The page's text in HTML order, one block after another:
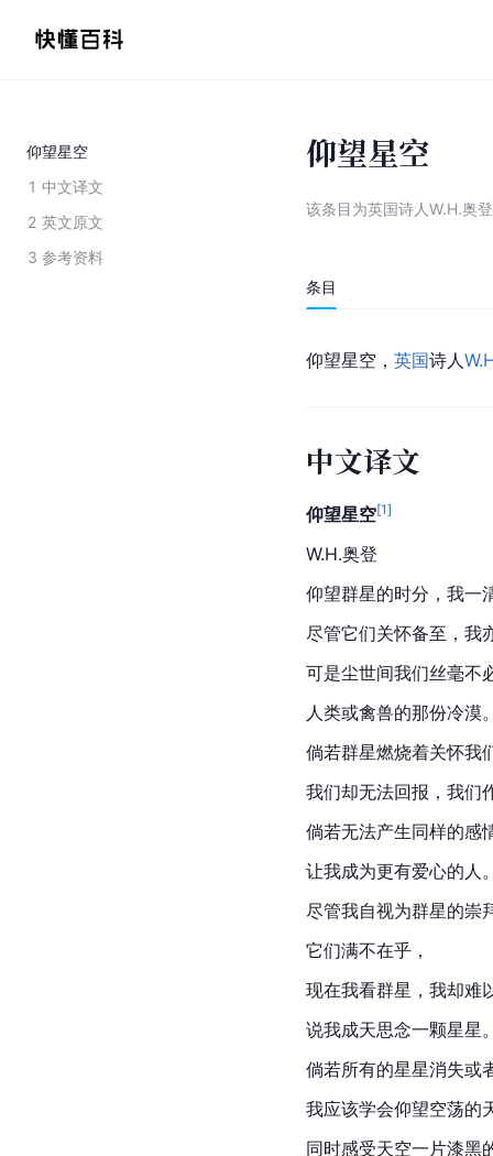
仰望星空
1 中文译文
2 英文原文
3 参考资料
仰望星空
该条目为英国诗人W.H.奥
条目
仰望星空， 英国诗人
中文译文
仰望星空[1]
W.H.奥登
仰望群星的时分，我一
尽管它们关怀备至，我
可是尘世间我们丝毫不
人类或禽兽的那份冷漠
倘若群星燃烧着关怀我
我们却无法回报，我们
倘若无法产生同样的感
让我成为更有爱心的人
尽管我自视为群星的崇
它们满不在乎，
现在我看群星，我却难
说我成天思念一颗星星
倘若所有的星星消失或
我应该学会仰望空荡的
同时感受天空一片漆黑